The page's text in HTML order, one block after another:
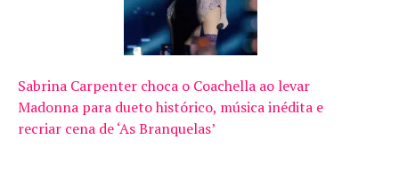
Sabrina Carpenter choca o Coachella ao levar
Madonna para dueto histórico, música inédita e
recriar cena de ‘As Branquelas’